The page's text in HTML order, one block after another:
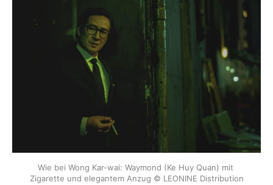
Wie bei Wong Kar-wai: Waymond (Ke Huy Quan) mit
Zigarette und elegantem Anzug © LEONINE Distribution